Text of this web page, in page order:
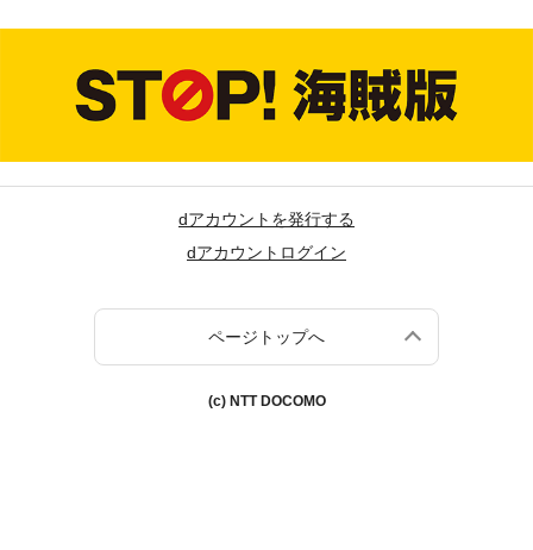
dアカウントを発行する
dアカウントログイン
ページトップへ
(c) NTT DOCOMO